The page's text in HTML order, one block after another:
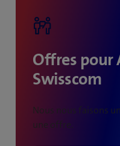
Offres pour
Swisscom
Nous nous faisons
une offre.